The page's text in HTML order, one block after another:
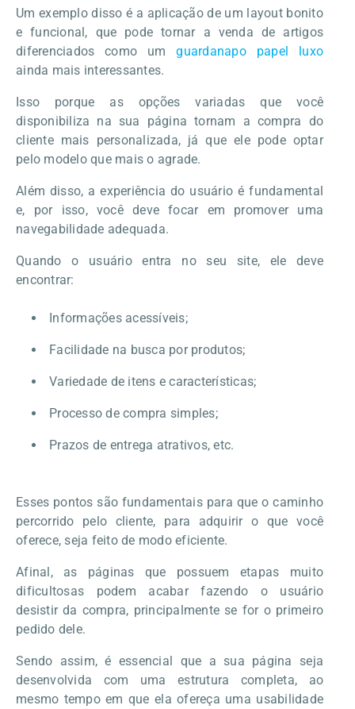
Um exemplo disso é a aplicação de um layout bonito
e funcional, que pode tornar a venda de artigos
diferenciados como umguardanapo papel luxo
ainda mais interessantes.
Isso porque as opções variadas que você
disponibiliza na sua página tornam a compra do
cliente mais personalizada, já que ele pode optar
pelo modelo que mais o agrade.
Além disso, a experiência do usuário é fundamental
e, por isso, você deve focar em promover uma
navegabilidade adequada.
Quando o usuário entra no seu site, ele deve
encontrar:
Informações acessíveis;
Facilidade na busca por produtos;
Variedade de itens e características;
Processo de compra simples;
Prazos de entrega atrativos, etc.
Esses pontos são fundamentais para que o caminho
percorrido pelo cliente, para adquirir o que você
oferece, seja feito de modo eficiente.
Afinal, as páginas que possuem etapas muito
dificultosas podem acabar fazendo o usuário
desistir da compra, principalmente se for o primeiro
pedido dele.
Sendo assim, é essencial que a sua página seja
desenvolvida com uma estrutura completa, ao
mesmo tempo em que ela ofereça uma usabilidade